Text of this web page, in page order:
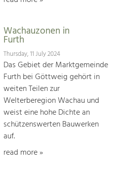
Wachauzonen in
Furth
Thursday, 11 July 2024
Das Gebiet der Marktgemeinde
Furth bei Göttweig gehört in
weiten Teilen zur
Welterberegion Wachau und
weist eine hohe Dichte an
schützenswerten Bauwerken
auf.
read more »